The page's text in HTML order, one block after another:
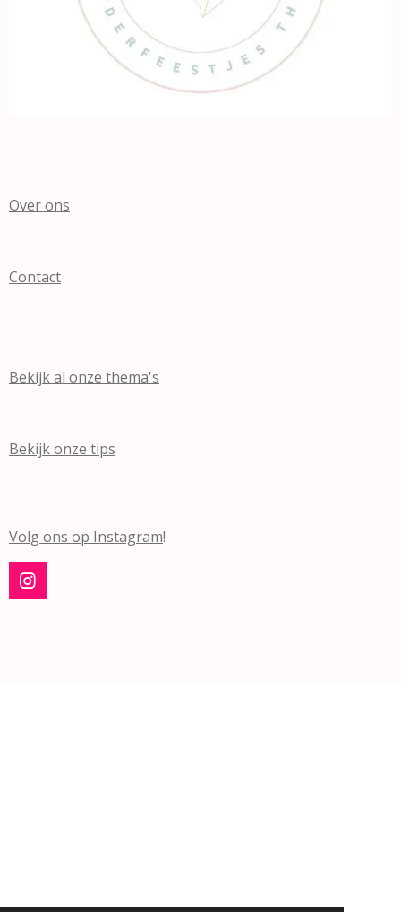
Over ons
Contact
Bekijk al onze thema's
Bekijk onze tips
Volg ons op Instagram!
I
n